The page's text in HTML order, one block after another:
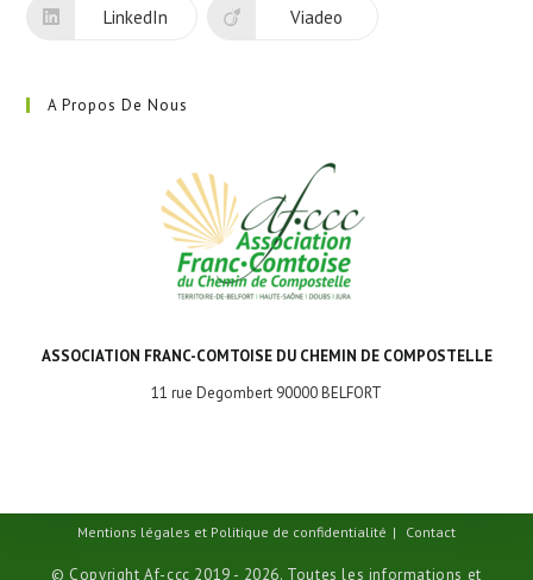
LinkedIn Viadeo
A Propos De Nous
ASSOCIATION FRANC-COMTOISE DU CHEMIN DE COMPOSTELLE
11 rue Degombert 90000 BELFORT
Mentions légales et Politique de confidentialité Contact
© Copyright Af-ccc 2019 - 2026. Toutes les informations et